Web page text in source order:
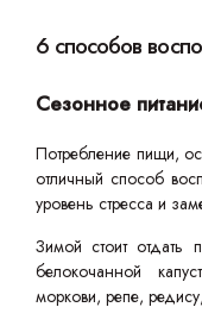
6 способов
Сезонное
Потребление пищи,
отличный способ
уровень стресса и
Зимой стоит отдать
белокочанной
моркови, репе,